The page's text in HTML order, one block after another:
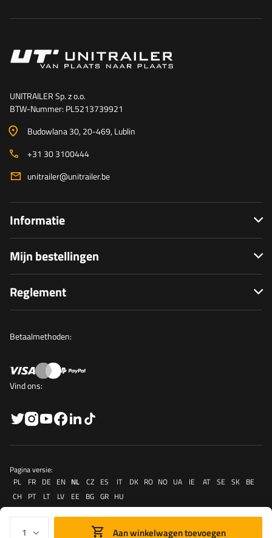
Aan winkelwagen toevoegen
UNITRAILER Sp. z o.o.
BTW-Nummer: PL5213739921
Budowlana 30, 20-469, Lublin
+31 30 3100444
unitrailer@unitrailer.be
Informatie
Mijn bestellingen
Reglement
Betaalmethoden:
Vind ons:
Pagina versie:
PL
FR DE EN NL CZ ES IT DK RO NO UA IE AT SE SK BE
CH
PT LT LV EE BG GR HU